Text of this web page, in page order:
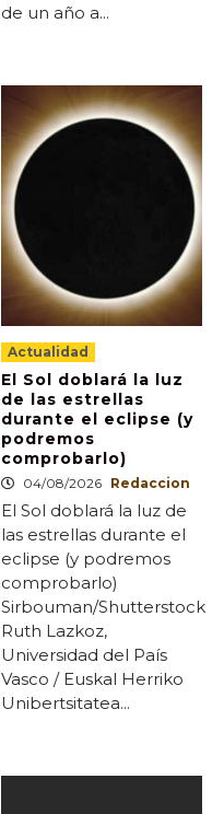
de un año a...
Actualidad
El Sol doblará la luz
de las estrellas
durante el eclipse (y
podremos
comprobarlo)
04/08/2026 Redaccion
El Sol doblará la luz de
las estrellas durante el
eclipse (y podremos
comprobarlo)
Sirbouman/Shutterstock
Ruth Lazkoz,
Universidad del País
Vasco / Euskal Herriko
Unibertsitatea...